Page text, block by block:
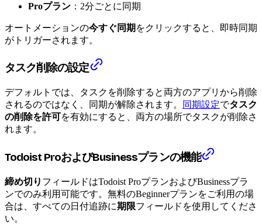
Proプラン ：2分ごとに同期
オートメーションの今すぐ同期 をクリックすると、即時同期
がトリガーされます。
タスク削除の設定
デフォルトでは、タスクを削除すると両方のアプリから削除
されるのではなく、同期が解除されます。
同期設定でタスク
の削除を許可を有効にすると、両方の場所でタスクが削除さ
れます。
Todoist ProおよびBusinessプランの機能
締め切り フィールドはTodoist ProプランおよびBusinessプラ
ンでのみ利用可能です。無料のBeginnerプランをご利用の場
合は、すべての日付追跡に期限フィールドを使用してくださ
い。